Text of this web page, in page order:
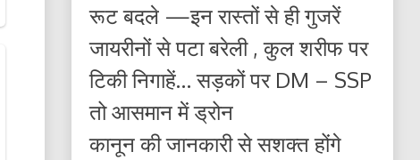
रूट बदले —इन रास्तों से ही गुजरें
जायरीनों से पटा बरेली , कुल शरीफ पर
टिकी निगाहें… सड़कों पर DM – SSP
तो आसमान में ड्रोन
कानून की जानकारी से सशक्त होंगे